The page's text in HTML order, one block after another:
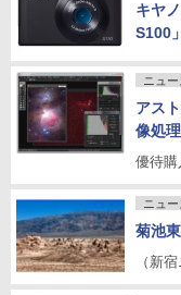
キヤ
S100
ニュー
アス
像処
優待購
ニュー
菊池
（新